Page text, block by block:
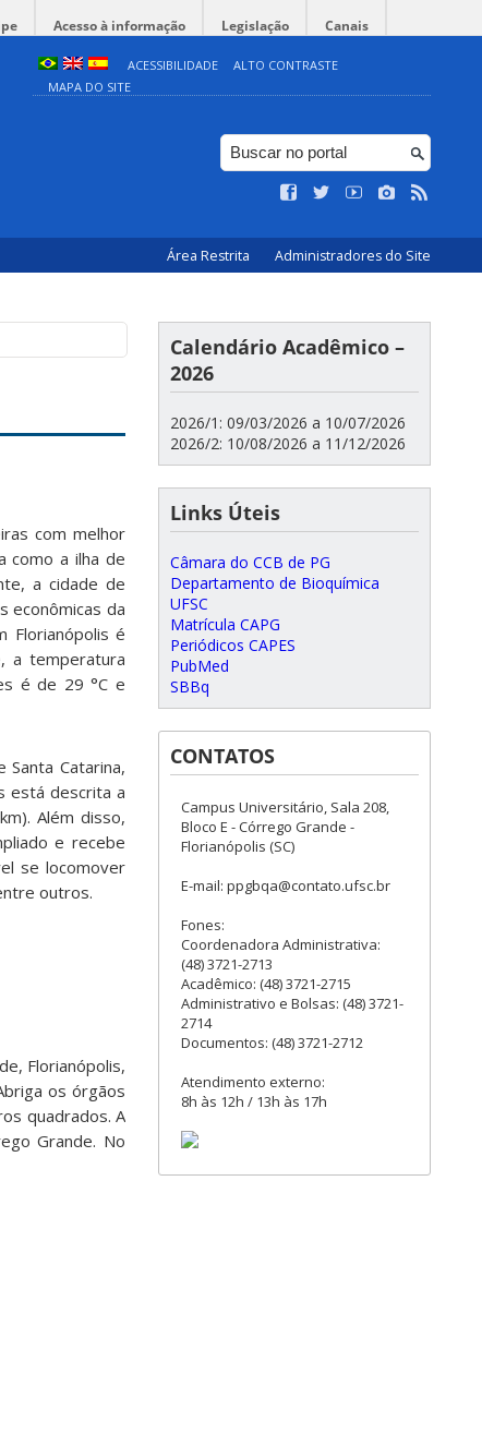
Acesso à informação Legislação Canais
ACESSIBILIDADE
ALTO CONTRASTE
MAPA DO SITE
Área Restrita Administradores do Site
com melhor
como a ilha de
a cidade de
econômicas da
Florianópolis é
a temperatura
é de 29 °C e
Catarina,
está descrita a
Além disso,
e recebe
se locomover
outros.
Florianópolis,
os órgãos
quadrados. A
Grande. No
Calendário Acadêmico –
2026
2026/1: 09/03/2026 a 10/07/2026
2026/2: 10/08/2026 a 11/12/2026
Links Úteis
Câmara do CCB de PG
Departamento de Bioquímica
UFSC
Matrícula CAPG
Periódicos CAPES
PubMed
SBBq
CONTATOS
Campus Universitário, Sala 208,
Bloco E - Córrego Grande -
Florianópolis (SC)
E-mail: ppgbqa@contato.ufsc.br
Fones:
Coordenadora Administrativa:
(48) 3721-2713
Acadêmico: (48) 3721-2715
Administrativo e Bolsas: (48) 3721-
2714
Documentos: (48) 3721-2712
Atendimento externo:
8h às 12h / 13h às 17h